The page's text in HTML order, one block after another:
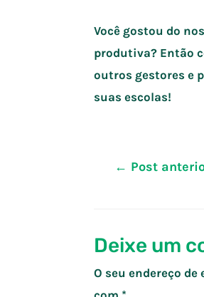
Você gostou do
produtiva? Então
outros gestores e
suas escolas!
Navegação
← Post
Deixe um
O seu endereço